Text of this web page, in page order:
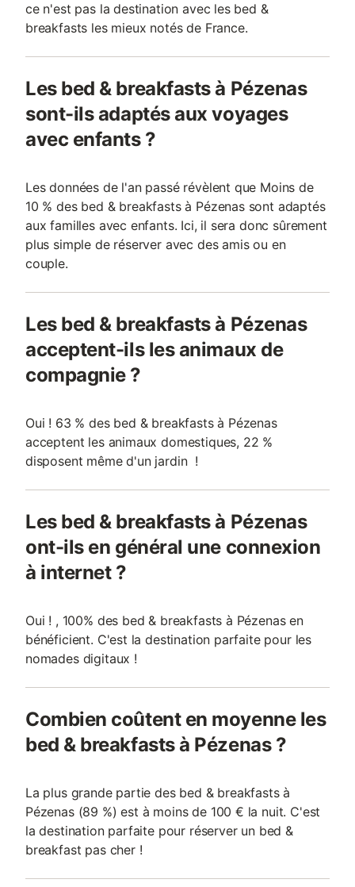
ce n'est pas la destination avec les bed &
breakfasts les mieux notés de France.
Les bed & breakfasts à Pézenas
sont-ils adaptés aux voyages
avec enfants ?
Les données de l'an passé révèlent que Moins de
10 % des bed & breakfasts à Pézenas sont adaptés
aux familles avec enfants. Ici, il sera donc sûrement
plus simple de réserver avec des amis ou en
couple.
Les bed & breakfasts à Pézenas
acceptent-ils les animaux de
compagnie ?
Oui ! 63 % des bed & breakfasts à Pézenas
acceptent les animaux domestiques, 22 %
disposent même d'un jardin !
Les bed & breakfasts à Pézenas
ont-ils en général une connexion
à internet ?
Oui ! , 100% des bed & breakfasts à Pézenas en
bénéficient. C'est la destination parfaite pour les
nomades digitaux !
Combien coûtent en moyenne les
bed & breakfasts à Pézenas ?
La plus grande partie des bed & breakfasts à
Pézenas (89 %) est à moins de 100 € la nuit. C'est
la destination parfaite pour réserver un bed &
breakfast pas cher !